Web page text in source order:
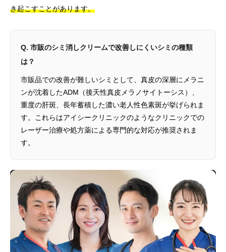
き起こすことがあります。
Q. 市販のシミ消しクリームで改善しにくいシミの種類
は？
市販品での改善が難しいシミとして、真皮の深層にメラニ
ンが沈着したADM（後天性真皮メラノサイトーシス）、
重度の肝斑、長年蓄積した濃い老人性色素斑が挙げられま
す。これらはアイシークリニックのようなクリニックでの
レーザー治療や処方薬による専門的な対応が推奨されま
す。